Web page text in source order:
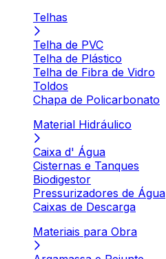
Telhas
Telha de PVC
Telha de Plástico
Telha de Fibra de Vidro
Toldos
Chapa de Policarbonato
Material Hidráulico
Caixa d' Água
Cisternas e Tanques
Biodigestor
Pressurizadores de Água
Caixas de Descarga
Materiais para Obra